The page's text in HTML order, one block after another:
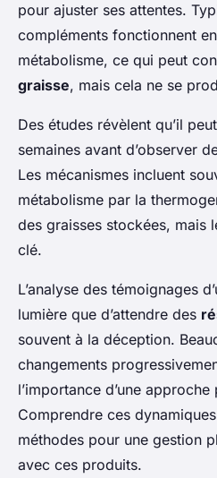
pour ajuster ses attentes.
compléments fonctionnent
métabolisme, ce qui peut
graisse, mais cela ne se
Des études révèlent qu’il
semaines avant d’observer
Les mécanismes incluent
métabolisme par la
des graisses stockées, mais
clé.
L’analyse des témoignages
lumière que d’attendre des
souvent à la déception.
changements
l’importance d’une
Comprendre ces
méthodes pour une gestion
avec ces produits.